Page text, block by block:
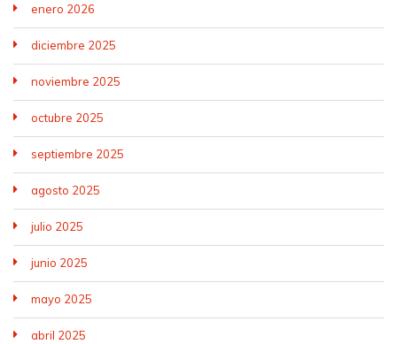
enero 2026
diciembre 2025
noviembre 2025
octubre 2025
septiembre 2025
agosto 2025
julio 2025
junio 2025
mayo 2025
abril 2025